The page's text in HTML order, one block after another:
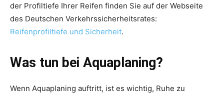
der Profiltiefe Ihrer Reifen finden Sie auf der Webseite
des Deutschen Verkehrssicherheitsrates:
Reifenprofiltiefe und Sicherheit.
Was tun bei Aquaplaning?
Wenn Aquaplaning auftritt, ist es wichtig, Ruhe zu